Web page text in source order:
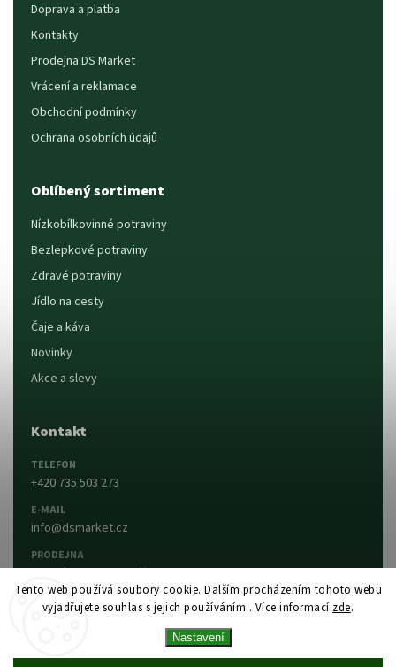
Tento web používá soubory cookie. Dalším procházením tohoto webu
vyjadřujete souhlas s jejich používáním.. Více informací zde.
Nastavení
Doprava a platba
Kontakty
Prodejna DS Market
Vrácení a reklamace
Obchodní podmínky
Ochrana osobních údajů
Oblíbený sortiment
Nízkobílkovinné potraviny
Bezlepkové potraviny
Zdravé potraviny
Jídlo na cesty
Čaje a káva
Novinky
Akce a slevy
Kontakt
TELEFON
+420 735 503 273
E-MAIL
info@dsmarket.cz
PRODEJNA
Dlouhá 90, 763 15 Slušovice
Napsat nám Prodejna a otevírací doba